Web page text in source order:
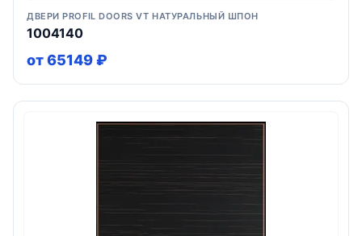
ДВЕРИ PROFIL DOORS VT НАТУРАЛЬНЫЙ ШПОН
1004140
от 65149 ₽